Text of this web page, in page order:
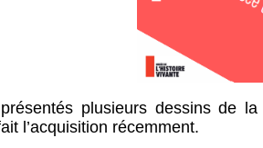
plusieurs dessins de
l’acquisition récemment.